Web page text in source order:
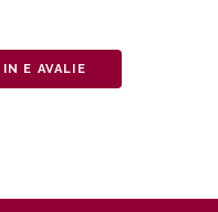
E AVALIE